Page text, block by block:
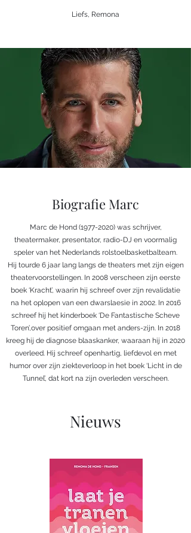
Liefs, Remona
Biografie Marc
Marc de Hond (1977-2020)was schrijver,
theatermaker, presentator, radio-DJ en voormalig
speler van het Nederlands rolstoelbasketbalteam.
Hij tourde 6 jaar lang langs de theaters met zijn eigen
theatervoorstellingen. In 2008 verscheen zijn eerste
boek ‘Kracht’, waarin hij schreef over zijn revalidatie
na het oplopen van een dwarslaesie in 2002. In 2016
schreef hij het kinderboek ‘De Fantastische Scheve
Toren’,over positief omgaan met anders-zijn. In 2018
kreeg hij de diagnose blaaskanker, waaraan hij in 2020
overleed. Hij schreef openhartig, liefdevol en met
humor over zijn ziekteverloop in het boek ‘Licht in de
Tunnel’, dat kort na zijn overleden verscheen.
Nieuws